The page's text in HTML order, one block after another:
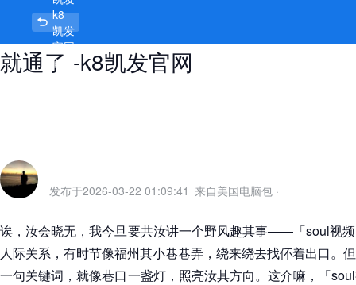
soul视频匹配暗号，暗号对了，心也
就通了 -k8凯发官网
k8
凯发
官网
首页
发布于2026-03-22 01:09:41 来自美国电脑包 ·
诶，汝会晓无，我今旦要共汝讲一个野风趣其事——「soul视
人际关系，有时节像福州其小巷巷弄，绕来绕去找伓着出口。
一句关键词，就像巷口一盏灯，照亮汝其方向。这介嘛，「